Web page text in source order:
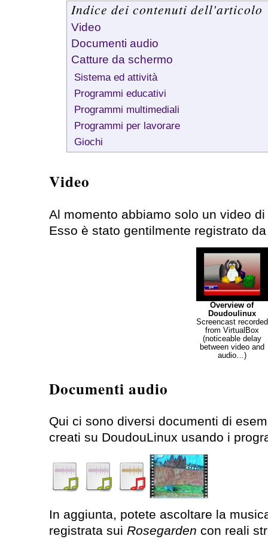
Indice dei contenuti dell'articolo
Video
Documenti audio
Catture da schermo
Sistema ed attività
Programmi educativi
Programmi multimediali
Programmi per lavorare
Giochi
Video
Al momento abbiamo solo un video
Esso è stato gentilmente registrato
Overview of
Doudoulinux
Screencast recorded
from VirtualBox
(noticeable delay
between video and
audio…)
Documenti audio
Qui ci sono diversi documenti di
creati su DoudouLinux usando i
In aggiunta, potete ascoltare la
registrata sui Rosegarden con reali